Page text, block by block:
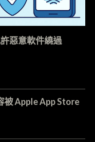
惡意軟件繞過
被 Apple App Store